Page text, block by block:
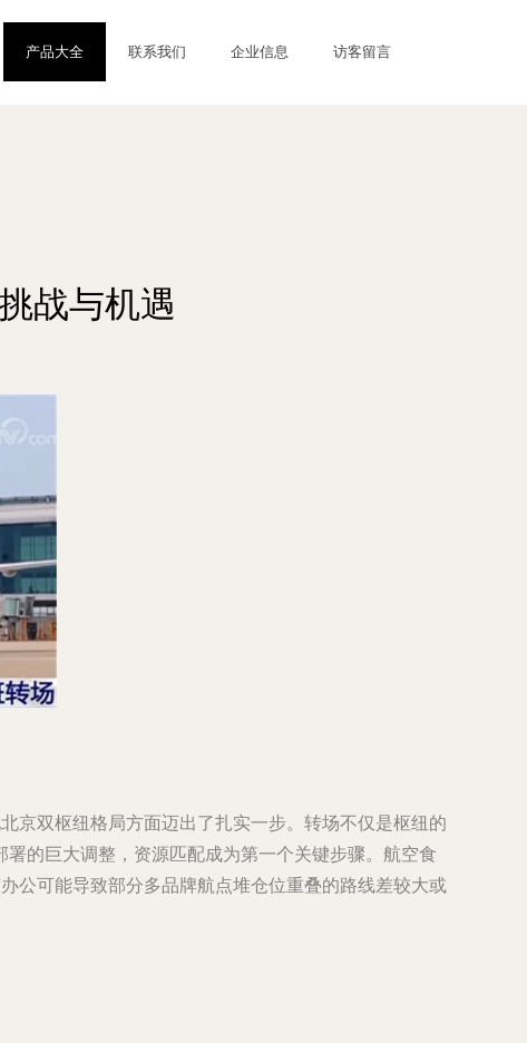
产品大全 联系我们 企业信息 访客留言
战与机遇
京双枢纽格局方面迈出了扎实一步。转场不仅是枢纽的
的巨大调整，资源匹配成为第一个关键步骤。航空食
公可能导致部分多品牌航点堆仓位重叠的路线差较大或